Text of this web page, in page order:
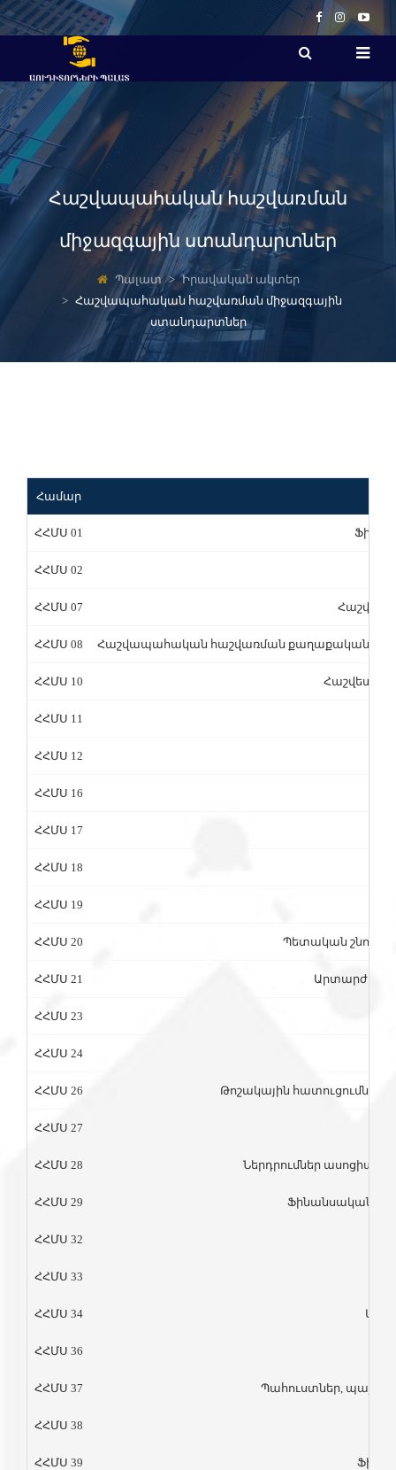
Հաշվապահական հաշվառման
միջազգային ստանդարտներ
Պալատ
Իրավական ակտեր
Հաշվապահական հաշվառման միջազգային
ստանդարտներ
Համար
ՀՀՄՍ 01
ՀՀՄՍ 02
ՀՀՄՍ 07
ՀՀՄՍ 08 Հաշվապահական հաշվառման
ՀՀՄՍ 10 Հաշվետու
ՀՀՄՍ 11
ՀՀՄՍ 12
ՀՀՄՍ 16
ՀՀՄՍ 17
ՀՀՄՍ 18
ՀՀՄՍ 19
ՀՀՄՍ 20 Պետական
ՀՀՄՍ 21
ՀՀՄՍ 23
ՀՀՄՍ 24
ՀՀՄՍ 26 Թոշակային
ՀՀՄՍ 27
ՀՀՄՍ 28 Ներդրումներ
ՀՀՄՍ 29 Ֆինանսական
ՀՀՄՍ 32
ՀՀՄՍ 33
ՀՀՄՍ 34
ՀՀՄՍ 36
ՀՀՄՍ 37 Պահուստներ,
ՀՀՄՍ 38
ՀՀՄՍ 39